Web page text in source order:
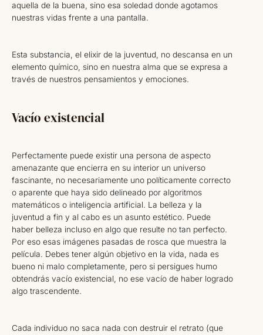
aquella de la buena, sino esa soledad donde agotamos
nuestras vidas frente a una pantalla.
Esta substancia, el elixir de la juventud, no descansa en un
elemento químico, sino en nuestra alma que se expresa a
través de nuestros pensamientos y emociones.
Vacío existencial
Perfectamente puede existir una persona de aspecto
amenazante que encierra en su interior un universo
fascinante, no necesariamente uno políticamente correcto
o aparente que haya sido delineado por algoritmos
matemáticos o inteligencia artificial. La belleza y la
juventud a fin y al cabo es un asunto estético. Puede
haber belleza incluso en algo que resulte no tan perfecto.
Por eso esas imágenes pasadas de rosca que muestra la
película. Debes tener algún objetivo en la vida, nada es
bueno ni malo completamente, pero si persigues humo
obtendrás vacío existencial, no ese vacío de haber logrado
algo trascendente.
Cada individuo no saca nada con destruir el retrato (que